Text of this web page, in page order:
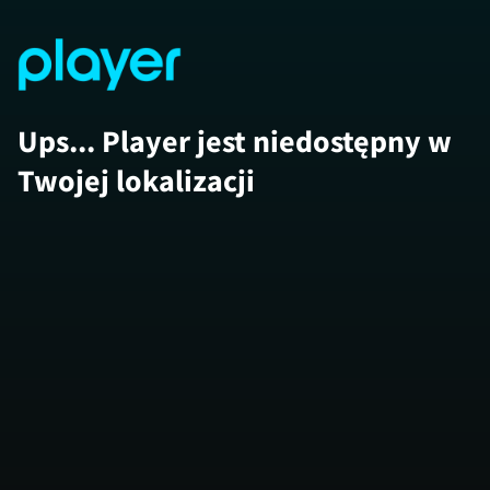
Ups... Player jest niedostępny w
Twojej lokalizacji